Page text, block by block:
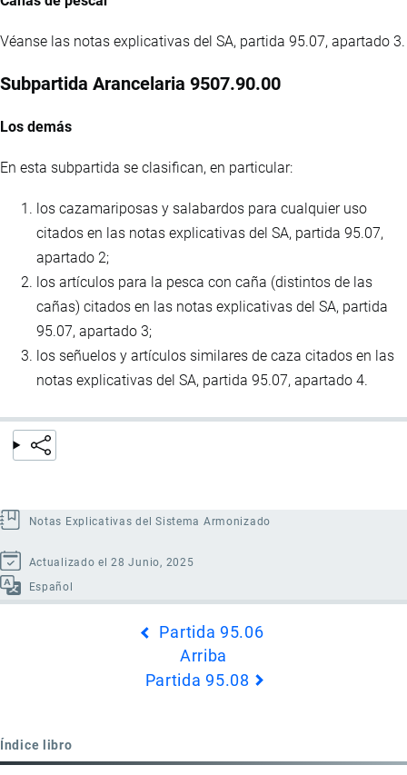
Véanse las notas explicativas del SA, partida 95.07, apartado 3.
Subpartida Arancelaria 9507.90.00
Los demás
En esta subpartida se clasifican, en particular:
los cazamariposas y salabardos para cualquier uso
citados en las notas explicativas del SA, partida 95.07,
apartado 2;
los artículos para la pesca con caña (distintos de las
cañas) citados en las notas explicativas del SA, partida
95.07, apartado 3;
los señuelos y artículos similares de caza citados en las
notas explicativas del SA, partida 95.07, apartado 4.
Notas Explicativas del Sistema Armonizado
Actualizado el 28 Junio, 2025
Español
95.07
Partida 95.06
Arriba
Partida 95.08
Índice libro